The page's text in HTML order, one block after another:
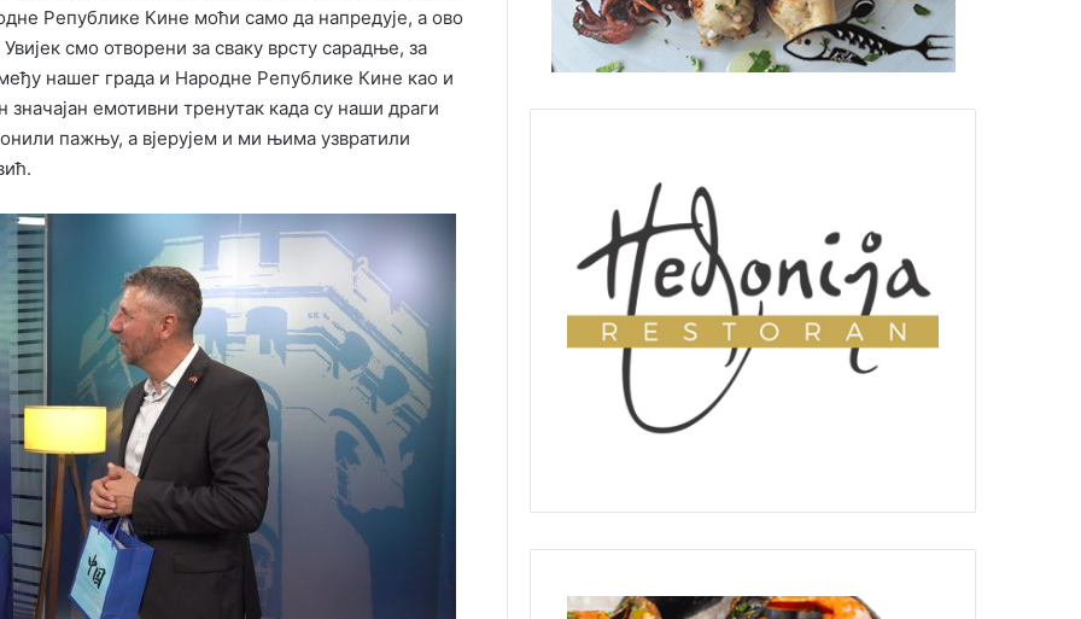
Републике Кине моћи само да напредује, а ово
смо отворени за сваку врсту сарадње, за
нашег града и Народне Републике Кине као и
емотивни тренутак када су наши драги
пажњу, а вјерујем и ми њима узвратили